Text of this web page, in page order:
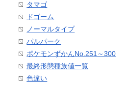
タマゴ
ドゴーム
ノーマルタイプ
パルパーク
ポケモンずかんNo.251～300
最終形態種族値一覧
色違い